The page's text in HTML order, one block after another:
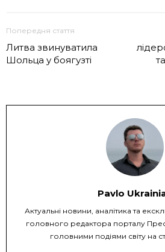
Попередня стаття
Литва звинуватила
Шольца у боягузті
Pavlo
Актуальні новини, аналітика та
головного редактора порталу
головними подіями світу на